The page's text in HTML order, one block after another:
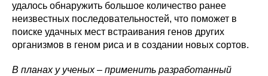
удалось обнаружить большое количество ранее
неизвестных последовательностей, что поможет в
поиске удачных мест встраивания генов других
организмов в геном риса и в создании новых сортов.
В планах у ученых – применить разработанный